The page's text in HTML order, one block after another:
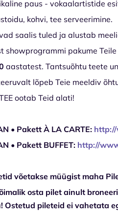
paus - vokaalartistide
kohvi, tee serveerimine.
saalis tuled ja alustab
showprogrammi pakume
aastatest. Tantsuõhtu teete
lõpeb Teie meeldiv õhtu
ootab Teid alati!
• Pakett À LA CARTE:
• Pakett BUFFET: http://
võetakse müügist maha
osta pilet ainult
Ostetud pileteid ei vahetata